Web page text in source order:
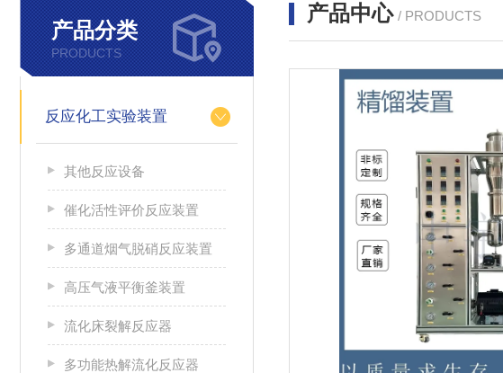
产品分类
PRODUCTS
反应化工实验装置
其他反应设备
催化活性评价反应装置
多通道烟气脱硝反应装置
高压气液平衡釜装置
流化床裂解反应器
多功能热解流化反应器
产品中心 / PRODUCTS